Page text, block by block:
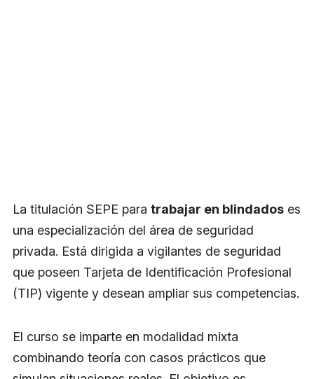
La titulación SEPE para trabajar en blindados es
una especialización del área de seguridad
privada. Está dirigida a vigilantes de seguridad
que poseen Tarjeta de Identificación Profesional
(TIP) vigente y desean ampliar sus competencias.
El curso se imparte en modalidad mixta
combinando teoría con casos prácticos que